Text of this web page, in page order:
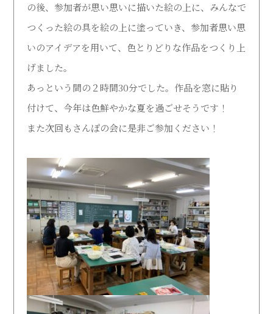
の後、参加者が思い思いに描いた絵の上に、みんなで
つくった絵の具を絵の上に塗っていき、参加者思い思
いのアイデアを用いて、色とりどりな作品をつくり上
げました。
あっという間の２時間30分でした。作品を窓に貼り
付けて、今年は色鮮やかな夏を過ごせそうです！
また次回もさんぽの会に是非ご参加ください！